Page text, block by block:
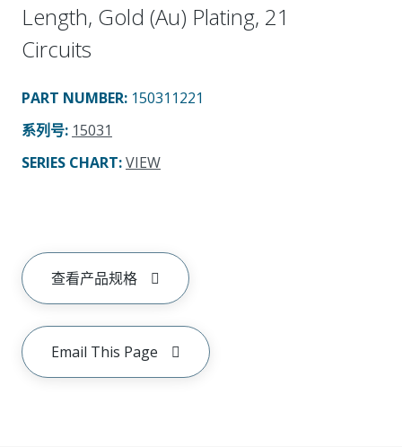
Length, Gold (Au) Plating, 21
Circuits
PART NUMBER: 150311221
系列号: 15031
SERIES CHART:VIEW
查看产品规格
Email This Page